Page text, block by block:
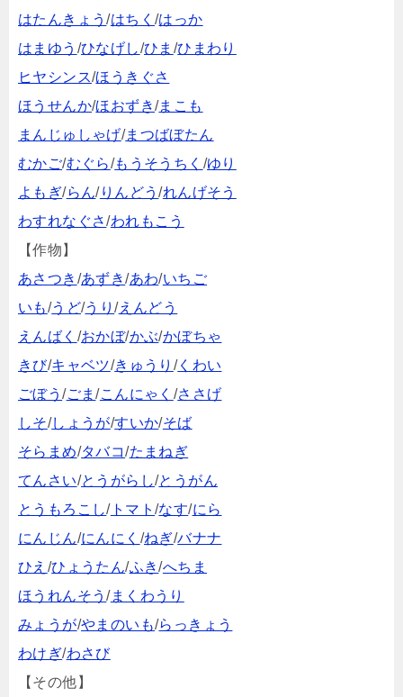
はたんきょう/はちく/はっか
はまゆう /ひなげし/ひま /ひまわり
ヒヤシンス/ほうきぐさ
ほうせんか/ほおずき/まこも
まんじゅしゃげ/まつばぼたん
むかご/むぐら/もうそうちく /ゆり
よもぎ/らん/りんどう/れんげそう
わすれなぐさ/われもこう
【作物】
あさつき /あずき/あわ/いちご
いも/うど/うり/えんどう
えんばく /おかぼ/かぶ/かぼちゃ
きび/キャベツ/きゅうり /くわい
ごぼう/ごま/こんにゃく /ささげ
しそ/しょうが/すいか/そば
そらまめ/タバコ/たまねぎ
てんさい/とうがらし/とうがん
とうもろこし/トマト/なす/にら
にんじん/にんにく /ねぎ/バナナ
ひえ /ひょうたん/ふき/へちま
ほうれんそう/まくわうり
みょうが/やまのいも/らっきょう
わけぎ/わさび
【その他】